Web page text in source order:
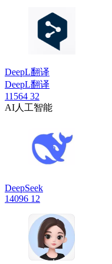
DeepL翻译
DeepL翻译
11564 32
AI人工智能
DeepSeek
14096 12